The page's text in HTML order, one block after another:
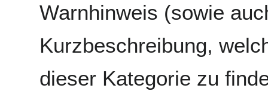
Warnhinweis (sowie
Kurzbeschreibung,
dieser Kategorie zu